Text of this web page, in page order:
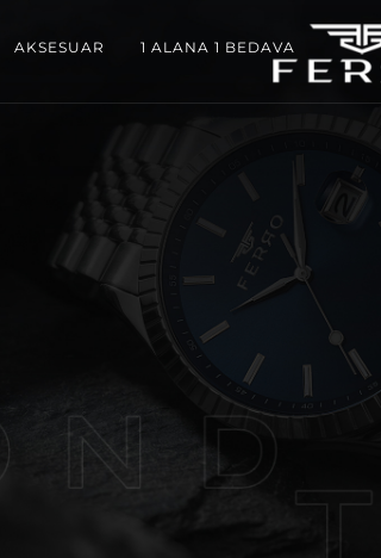
AKSESUAR 1 ALANA 1 BEDAVA